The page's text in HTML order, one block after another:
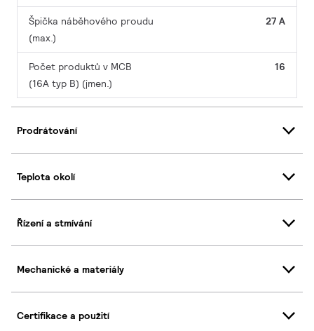
Špička náběhového proudu
(max.)
27 A
Počet produktů v MCB
(16A typ B) (jmen.)
16
Prodrátování
Teplota okolí
Řízení a stmívání
Mechanické a materiály
Certifikace a použití